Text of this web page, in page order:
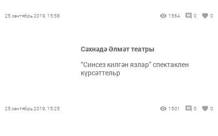
25 сентябрь 2019, 15:58 1564 0 0
Сәхнәдә Әлмәт театры
“Синсез килгән язлар” спектаклен
күрсәттельр
25 сентябрь 2019, 15:25 1501 0 0